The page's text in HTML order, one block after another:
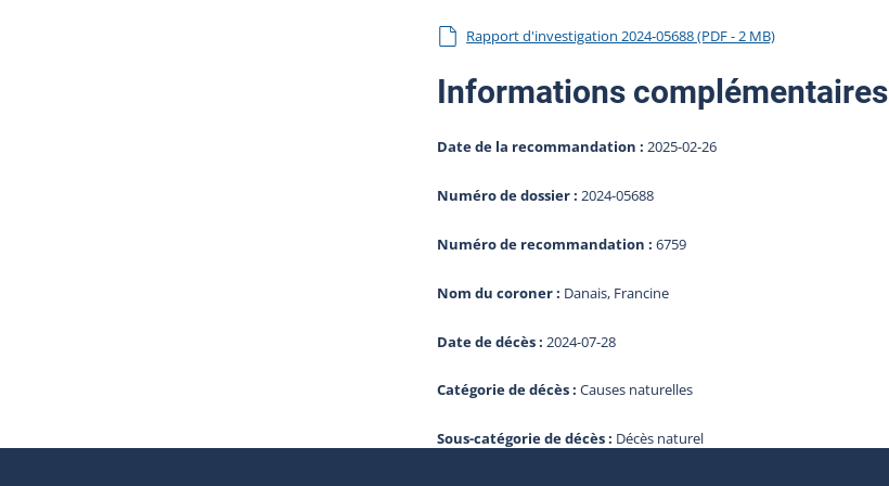
Rapport d'investigation 2024-05688 (PDF - 2 MB)
Informations complémentaires
Date de la recommandation :2025-02-26
Numéro de dossier :2024-05688
Numéro de recommandation :6759
Nom du coroner : Danais, Francine
Date de décès : 2024-07-28
Catégorie de décès :Causes naturelles
Sous-catégorie de décès : Décès naturel